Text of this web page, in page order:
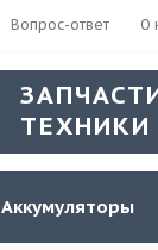
Вопрос-ответ О
Аккумуляторы